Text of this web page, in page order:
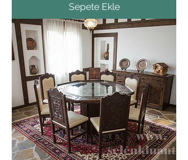
Sepete Ekle